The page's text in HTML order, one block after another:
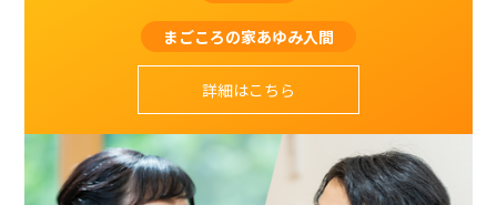
まごころの家あゆみ入間
詳細はこちら